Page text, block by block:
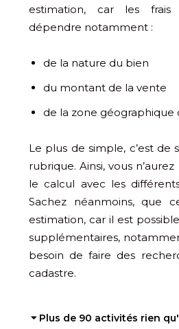
estimation, car les
dépendre notamment :
de la nature du bien
du montant de la vente
de la zone géographique
Le plus de simple, c’est de
rubrique. Ainsi, vous
le calcul avec les
Sachez néanmoins, que
estimation, car il est
supplémentaires,
besoin de faire des
cadastre.
⏷ Plus de 90 activités rien